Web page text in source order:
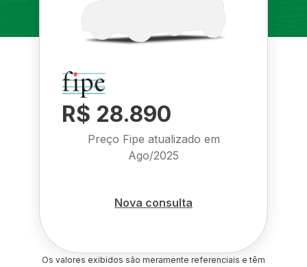
R$ 28.890
Preço Fipe atualizado em
Ago/2025
Nova consulta
Os valores exibidos são meramente referenciais e têm